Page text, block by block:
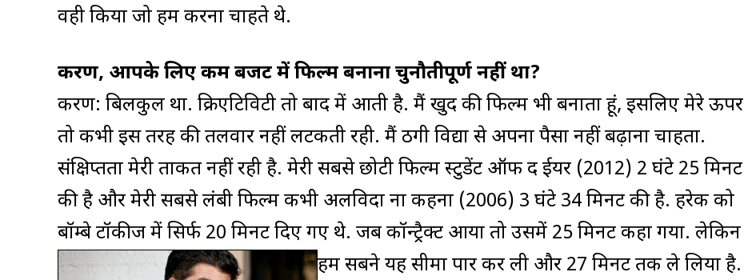
वही किया जो हम करना चाहते थे.
करण, आपके लिए कम बजट में फिल्म बनाना चुनौतीपूर्ण नहीं था?
करण: बिलकुल था. क्रिएटिविटी तो बाद में आती है. मैं खुद की फिल्म भी बनाता हूं, इसलिए मेरे ऊपर
तो कभी इस तरह की तलवार नहीं लटकती रही. मैं ठगी विद्या से अपना पैसा नहीं बढ़ाना चाहता.
संक्षिप्तता मेरी ताकत नहीं रही है. मेरी सबसे छोटी फिल्म स्टुडेंट ऑफ द ईयर (2012) 2 घंटे 25 मिनट
की है और मेरी सबसे लंबी फिल्म कभी अलविदा ना कहना (2006) 3 घंटे 34 मिनट की है. हरेक को
बॉम्बे टॉकीज में सिर्फ 20 मिनट दिए गए थे. जब कॉन्ट्रैक्ट आया तो उसमें 25 मिनट कहा गया. लेकिन
हम सबने यह सीमा पार कर ली और 27 मिनट तक ले लिया है.